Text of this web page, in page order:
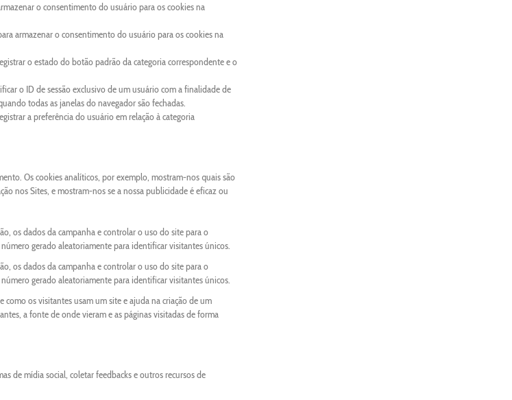
o consentimento do usuário para os cookies na
armazenar o consentimento do usuário para os cookies na
o estado do botão padrão da categoria correspondente e o
o ID de sessão exclusivo de um usuário com a finalidade de
todas as janelas do navegador são fechadas.
a preferência do usuário em relação à categoria
Os cookies analíticos, por exemplo, mostram-nos quais são
nos Sites, e mostram-nos se a nossa publicidade é eficaz ou
os dados da campanha e controlar o uso do site para o
gerado aleatoriamente para identificar visitantes únicos.
os dados da campanha e controlar o uso do site para o
gerado aleatoriamente para identificar visitantes únicos.
os visitantes usam um site e ajuda na criação de um
a fonte de onde vieram e as páginas visitadas de forma
de mídia social, coletar feedbacks e outros recursos de